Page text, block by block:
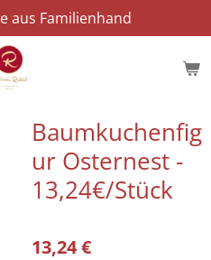
aus Familienhand
Baumkuchenfig
ur Osternest -
13,24€/Stück
13,24 €